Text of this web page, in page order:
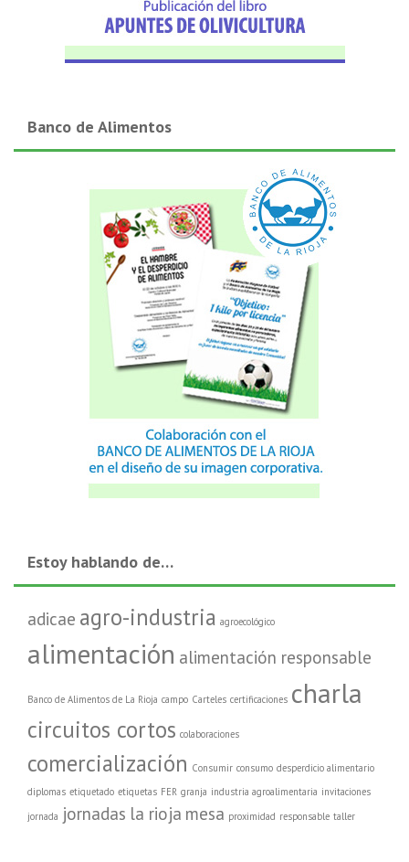
Banco de Alimentos
Estoy hablando de…
adicae agro-industria agroecológico
alimentación alimentación responsable
Banco de Alimentos de La Rioja campo Carteles certificaciones charla
circuitos cortos colaboraciones
comercialización Consumir consumo desperdicio alimentario
diplomas etiquetado etiquetas FER granja industria agroalimentaria invitaciones
jornada jornadas la rioja mesa proximidad responsable taller